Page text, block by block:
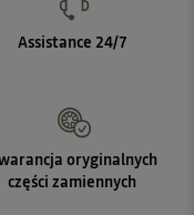
Assistance 24/7
oryginalnych
części zamiennych